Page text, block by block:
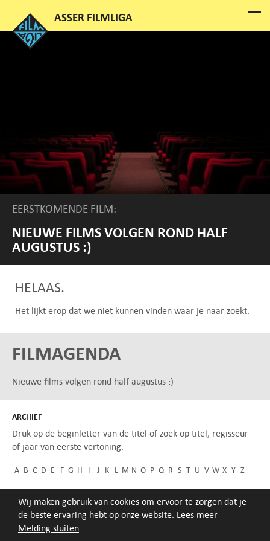
Melding sluiten
Wij maken gebruik van cookies om ervoor te zorgen dat je
de beste ervaring hebt op onze website. Lees meer
EERSTKOMENDE FILM:
NIEUWE FILMS VOLGEN ROND HALF
AUGUSTUS :)
HELAAS.
Het lijkt erop dat we niet kunnen vinden waar je naar zoekt.
FILMAGENDA
Nieuwe films volgen rond half augustus :)
ARCHIEF
Druk op de beginletter van de titel of zoek op titel, regisseur
of jaar van eerste vertoning.
A B C D E F G H I J K L M N O P Q R S T U V W X Y Z